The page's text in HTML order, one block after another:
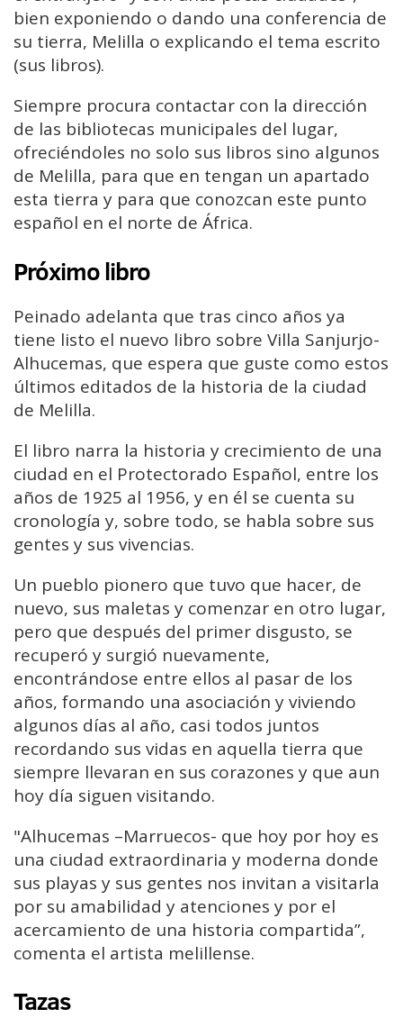
bien exponiendo o dando una conferencia de
su tierra, Melilla o explicando el tema escrito
(sus libros).
Siempre procura contactar con la dirección
de las bibliotecas municipales del lugar,
ofreciéndoles no solo sus libros sino algunos
de Melilla, para que en tengan un apartado
esta tierra y para que conozcan este punto
español en el norte de África.
Próximo libro
Peinado adelanta que tras cinco años ya
tiene listo el nuevo libro sobre Villa Sanjurjo-
Alhucemas, que espera que guste como estos
últimos editados de la historia de la ciudad
de Melilla.
El libro narra la historia y crecimiento de una
ciudad en el Protectorado Español, entre los
años de 1925 al 1956, y en él se cuenta su
cronología y, sobre todo, se habla sobre sus
gentes y sus vivencias.
Un pueblo pionero que tuvo que hacer, de
nuevo, sus maletas y comenzar en otro lugar,
pero que después del primer disgusto, se
recuperó y surgió nuevamente,
encontrándose entre ellos al pasar de los
años, formando una asociación y viviendo
algunos días al año, casi todos juntos
recordando sus vidas en aquella tierra que
siempre llevaran en sus corazones y que aun
hoy día siguen visitando.
"Alhucemas –Marruecos- que hoy por hoy es
una ciudad extraordinaria y moderna donde
sus playas y sus gentes nos invitan a visitarla
por su amabilidad y atenciones y por el
acercamiento de una historia compartida”,
comenta el artista melillense.
Tazas